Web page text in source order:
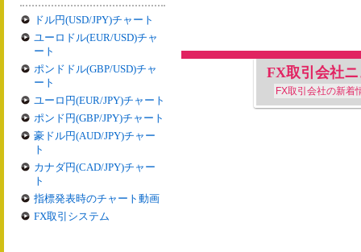
ドル円(USD/JPY)チャート
ユーロドル(EUR/USD)チャ
ート
ポンドドル(GBP/USD)チャ
ート
ユーロ円(EUR/JPY)チャート
ポンド円(GBP/JPY)チャート
豪ドル円(AUD/JPY)チャー
ト
カナダ円(CAD/JPY)チャー
ト
指標発表時のチャート動画
FX取引システム
FX取引会社
FX取引会社の新着